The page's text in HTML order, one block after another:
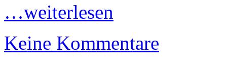
…weiterlesen
Keine Kommentare